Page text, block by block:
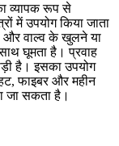
व्यापक रूप से
में उपयोग किया जाता
और वाल्व के खुलने या
घूमता है। प्रवाह
है। इसका उपयोग
फाइबर और महीन
जा सकता है।